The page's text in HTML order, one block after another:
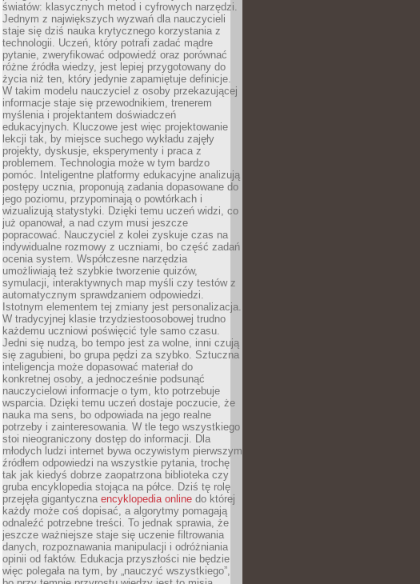
światów: klasycznych metod i cyfrowych narzędzi.
Jednym z największych wyzwań dla nauczycieli
staje się dziś nauka krytycznego korzystania z
technologii. Uczeń, który potrafi zadać mądre
pytanie, zweryfikować odpowiedź oraz porównać
różne źródła wiedzy, jest lepiej przygotowany do
życia niż ten, który jedynie zapamiętuje definicje.
W takim modelu nauczyciel z osoby przekazującej
informacje staje się przewodnikiem, trenerem
myślenia i projektantem doświadczeń
edukacyjnych. Kluczowe jest więc projektowanie
lekcji tak, by miejsce suchego wykładu zajęły
projekty, dyskusje, eksperymenty i praca z
problemem. Technologia może w tym bardzo
pomóc. Inteligentne platformy edukacyjne analizują
postępy ucznia, proponują zadania dopasowane do
jego poziomu, przypominają o powtórkach i
wizualizują statystyki. Dzięki temu uczeń widzi, co
już opanował, a nad czym musi jeszcze
popracować. Nauczyciel z kolei zyskuje czas na
indywidualne rozmowy z uczniami, bo część zadań
ocenia system. Współczesne narzędzia
umożliwiają też szybkie tworzenie quizów,
symulacji, interaktywnych map myśli czy testów z
automatycznym sprawdzaniem odpowiedzi.
Istotnym elementem tej zmiany jest personalizacja.
W tradycyjnej klasie trzydziestoosobowej trudno
każdemu uczniowi poświęcić tyle samo czasu.
Jedni się nudzą, bo tempo jest za wolne, inni czują
się zagubieni, bo grupa pędzi za szybko. Sztuczna
inteligencja może dopasować materiał do
konkretnej osoby, a jednocześnie podsunąć
nauczycielowi informacje o tym, kto potrzebuje
wsparcia. Dzięki temu uczeń dostaje poczucie, że
nauka ma sens, bo odpowiada na jego realne
potrzeby i zainteresowania. W tle tego wszystkiego
stoi nieograniczony dostęp do informacji. Dla
młodych ludzi internet bywa oczywistym pierwszym
źródłem odpowiedzi na wszystkie pytania, trochę
tak jak kiedyś dobrze zaopatrzona biblioteka czy
gruba encyklopedia stojąca na półce. Dziś tę rolę
przejęła gigantyczna encyklopedia online do której
każdy może coś dopisać, a algorytmy pomagają
odnaleźć potrzebne treści. To jednak sprawia, że
jeszcze ważniejsze staje się uczenie filtrowania
danych, rozpoznawania manipulacji i odróżniania
opinii od faktów. Edukacja przyszłości nie będzie
więc polegała na tym, by „nauczyć wszystkiego”,